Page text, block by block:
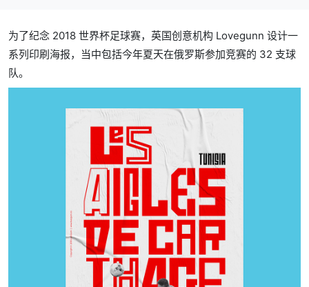
为了纪念 2018 世界杯足球赛，英国创意机构 Lovegunn 设计一
系列印刷海报，当中包括今年夏天在俄罗斯参加竞赛的 32 支球
队。